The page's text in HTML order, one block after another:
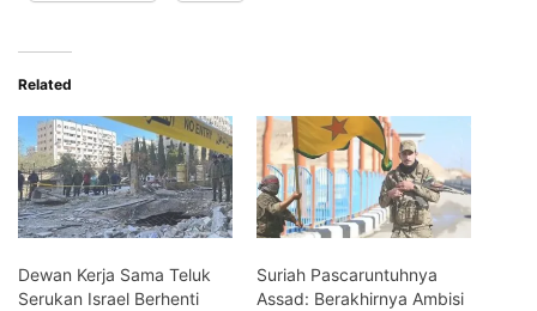
Related
Dewan Kerja Sama Teluk
Serukan Israel Berhenti
Suriah Pascaruntuhnya
Assad: Berakhirnya Ambisi